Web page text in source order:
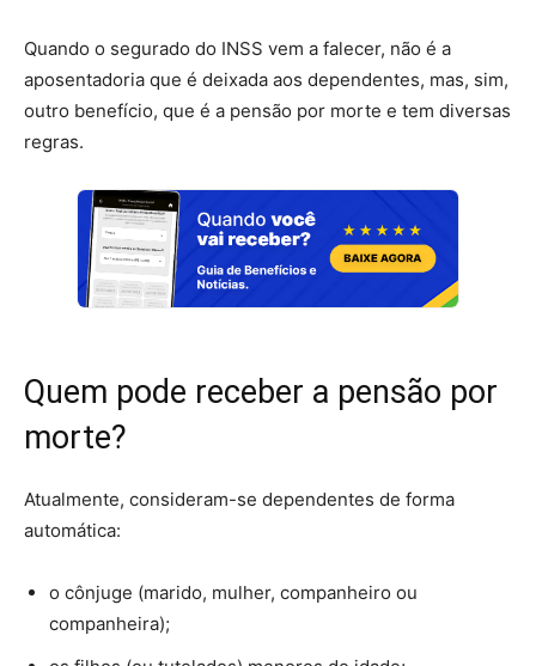
Quando o segurado do INSS vem a falecer, não é a
aposentadoria que é deixada aos dependentes, mas, sim,
outro benefício, que é a pensão por morte e tem diversas
regras.
Quem pode receber a pensão por
morte?
Atualmente, consideram-se dependentes de forma
automática:
o cônjuge (marido, mulher, companheiro ou
companheira);